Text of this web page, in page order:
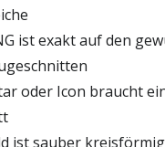
ist exakt auf den
oder Icon braucht
ist sauber kreisförmig